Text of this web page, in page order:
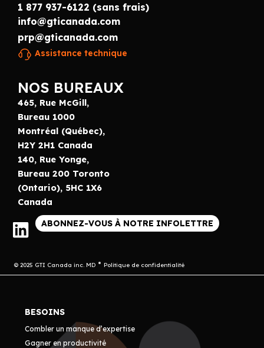
1 877 937-6122 (sans frais)
info@gticanada.com
prp@gticanada.com
Assistance technique
NOS BUREAUX
465, Rue McGill,
Bureau 1000
Montréal (Québec),
H2Y 2H1 Canada
140, Rue Yonge,
Bureau 200 Toronto
(Ontario), 5HC 1X6
Canada
ABONNEZ-VOUS À NOTRE INFOLETTRE
© 2025 GTI Canada inc. MD Politique de confidentialité
BESOINS
Combler un manque d’expertise
Gagner en productivité